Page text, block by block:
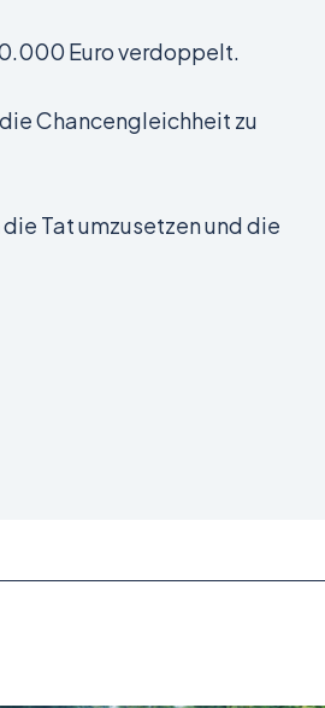
Euro verdoppelt.
Chancengleichheit zu
Tat umzusetzen und die